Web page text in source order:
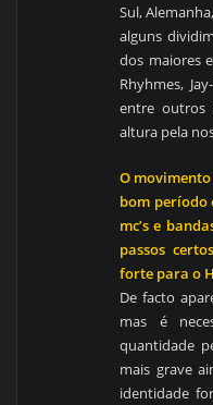
Sul,
alguns
dos maiores
Rhyhmes,
entre outros
altura pela
O
bom período
mc’s e
passos
forte para o
De facto
mas é
quantidade
mais grave
identidade